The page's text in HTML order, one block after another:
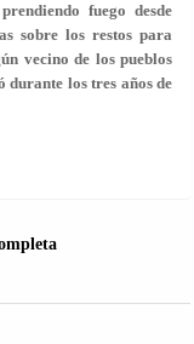
fuego desde
sobre los restos para
vecino de los pueblos
los tres años de